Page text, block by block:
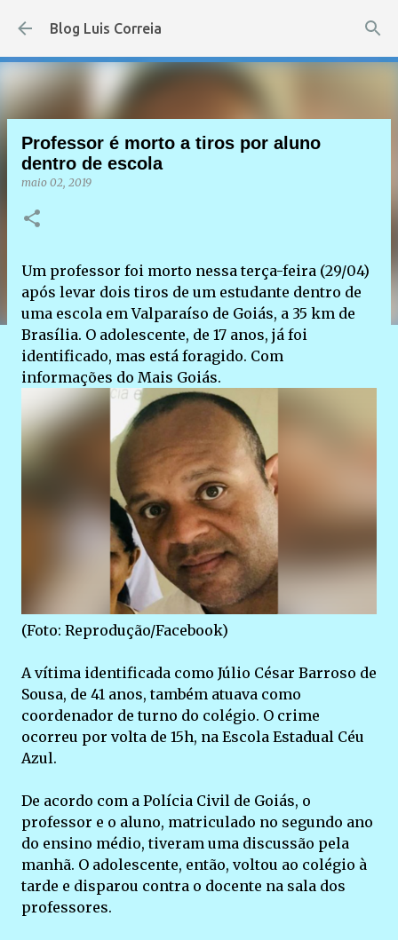
Pular para o conteúdo principal
Blog Luis Correia
Professor é morto a tiros por aluno
dentro de escola
maio 02, 2019
Um professor foi morto nessa terça-feira (29/04)
após levar dois tiros de um estudante dentro de
uma escola em Valparaíso de Goiás, a 35 km de
Brasília. O adolescente, de 17 anos, já foi
identificado, mas está foragido. Com
informações do Mais Goiás.
(Foto: Reprodução/Facebook)
A vítima identificada como Júlio César Barroso de
Sousa, de 41 anos, também atuava como
coordenador de turno do colégio. O crime
ocorreu por volta de 15h, na Escola Estadual Céu
Azul.
De acordo com a Polícia Civil de Goiás, o
professor e o aluno, matriculado no segundo ano
do ensino médio, tiveram uma discussão pela
manhã. O adolescente, então, voltou ao colégio à
tarde e disparou contra o docente na sala dos
professores.